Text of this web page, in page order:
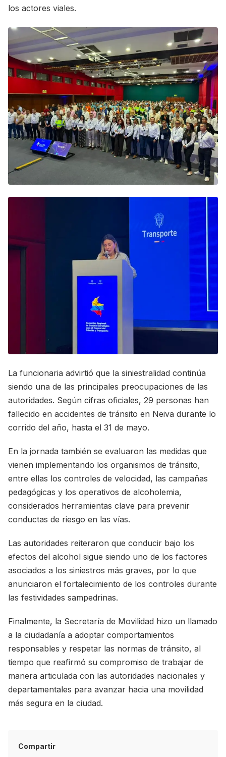
los actores viales.
La funcionaria advirtió que la siniestralidad continúa
siendo una de las principales preocupaciones de las
autoridades. Según cifras oficiales, 29 personas han
fallecido en accidentes de tránsito en Neiva durante lo
corrido del año, hasta el 31 de mayo.
En la jornada también se evaluaron las medidas que
vienen implementando los organismos de tránsito,
entre ellas los controles de velocidad, las campañas
pedagógicas y los operativos de alcoholemia,
considerados herramientas clave para prevenir
conductas de riesgo en las vías.
Las autoridades reiteraron que conducir bajo los
efectos del alcohol sigue siendo uno de los factores
asociados a los siniestros más graves, por lo que
anunciaron el fortalecimiento de los controles durante
las festividades sampedrinas.
Finalmente, la Secretaría de Movilidad hizo un llamado
a la ciudadanía a adoptar comportamientos
responsables y respetar las normas de tránsito, al
tiempo que reafirmó su compromiso de trabajar de
manera articulada con las autoridades nacionales y
departamentales para avanzar hacia una movilidad
más segura en la ciudad.
Compartir